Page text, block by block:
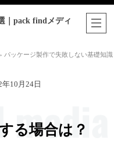
｜pack findメディ
» パッケージ製作で失敗しない基礎知識
年10月24日
る場合は？